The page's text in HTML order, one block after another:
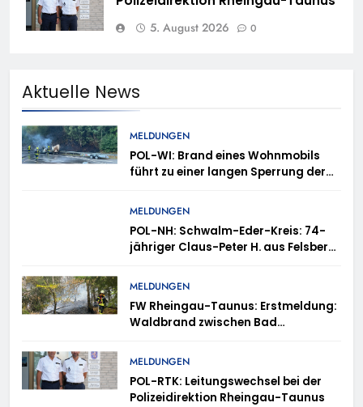
5. August 2026 0
Aktuelle News
MELDUNGEN
POL-WI: Brand eines Wohnmobils
führt zu einer langen Sperrung der
MELDUNGEN
POL-NH: Schwalm-Eder-Kreis: 74-
jähriger Claus-Peter H. aus Felsberg
MELDUNGEN
FW Rheingau-Taunus: Erstmeldung:
Waldbrand zwischen Bad
Taunusstein-Seitzenhahn – rund 150
MELDUNGEN
POL-RTK: Leitungswechsel bei der
Polizeidirektion Rheingau-Taunus